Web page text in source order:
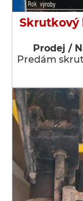
Skrutkový
Prodej /
Predám